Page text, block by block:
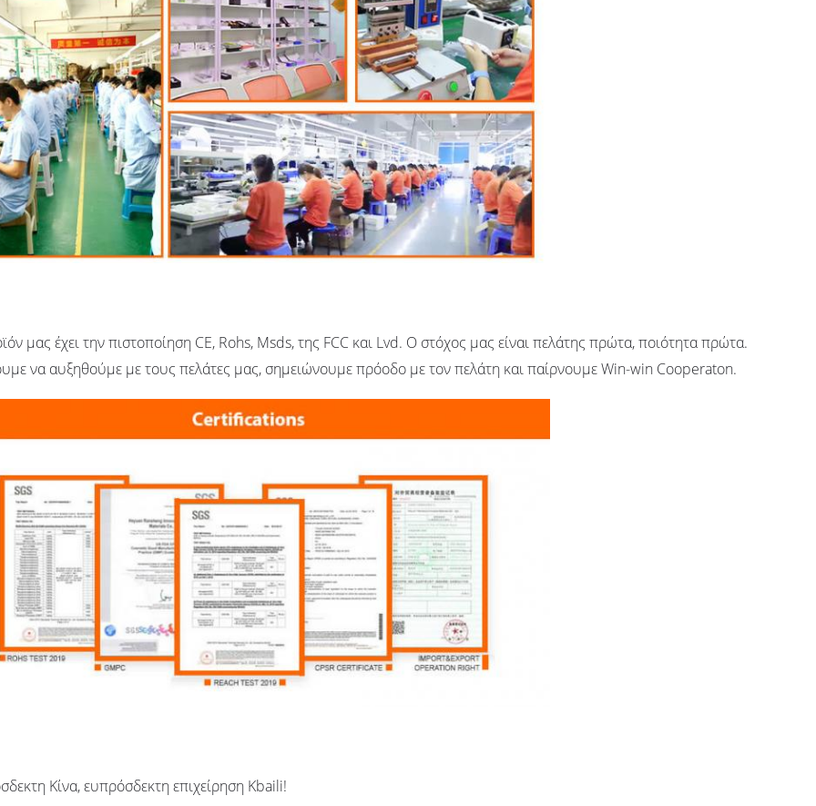
μας έχει την πιστοποίηση CE, Rohs, Msds, της FCC και Lvd. Ο στόχος μας είναι πελάτης πρώτα, ποιότητα πρώτα.
να αυξηθούμε με τους πελάτες μας, σημειώνουμε πρόοδο με τον πελάτη και παίρνουμε Win-win Cooperaton.
Κίνα, ευπρόσδεκτη επιχείρηση Kbaili!